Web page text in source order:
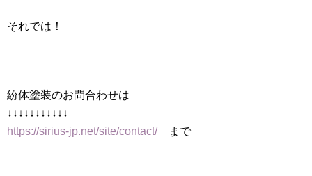
それでは！
紛体塗装のお問合わせは
↓↓↓↓↓↓↓↓↓↓↓
https://sirius-jp.net/site/contact/まで